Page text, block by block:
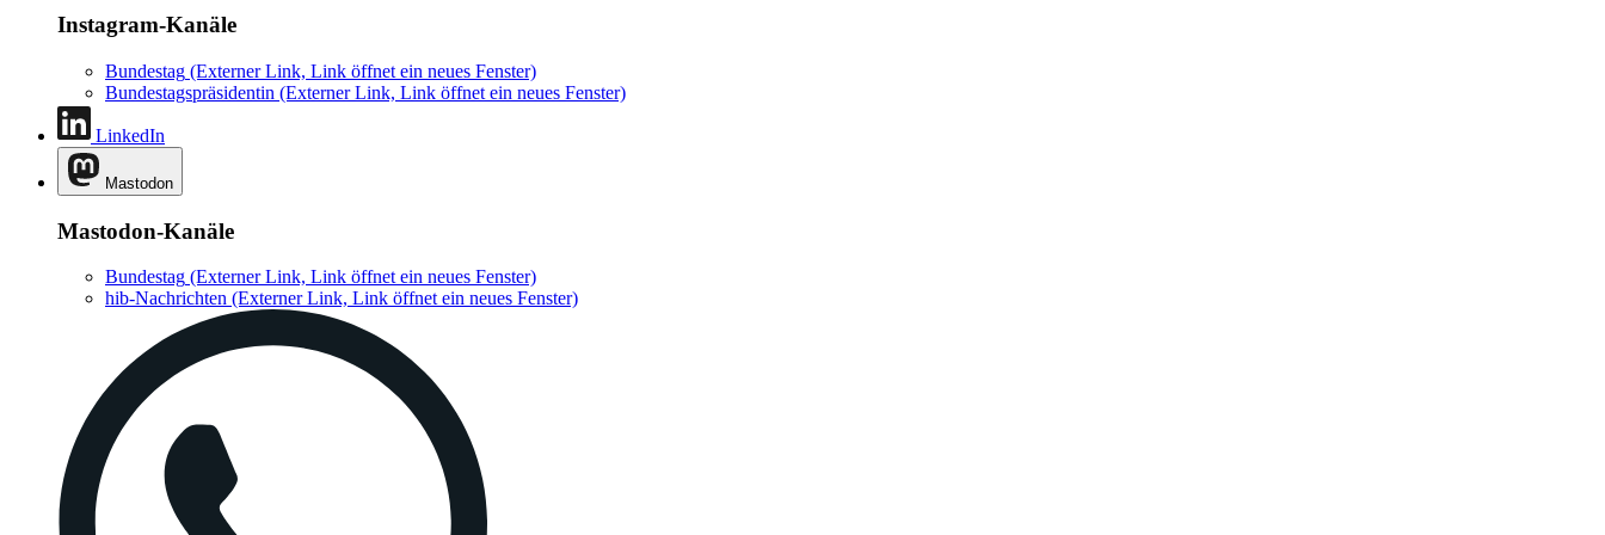
Instagram-Kanäle
Bundestag (Externer Link, Link öffnet ein neues Fenster)
Bundestagspräsidentin (Externer Link, Link öffnet ein neues Fenster)
LinkedIn
Mastodon
Mastodon-Kanäle
Bundestag (Externer Link, Link öffnet ein neues Fenster)
hib-Nachrichten (Externer Link, Link öffnet ein neues Fenster)